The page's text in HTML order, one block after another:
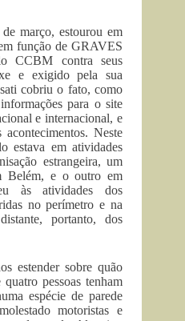
março, estourou em
função de GRAVES
CCBM contra seus
e exigido pela sua
cobriu o fato, como
para o site
e internacional, e
acontecimentos. Neste
estava em atividades
estrangeira, um
Belém, e o outro em
às atividades dos
no perímetro e na
portanto, dos
estender sobre quão
pessoas tenham
espécie de parede
motoristas e